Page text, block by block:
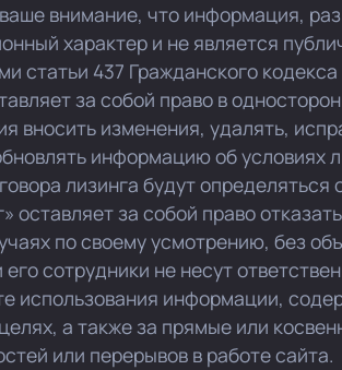
внимание, что информация,
характер и не является
статьи 437 Гражданского
за собой право в
вносить изменения, удалять,
информацию об условиях
лизинга будут
оставляет за собой право
по своему усмотрению, без
его сотрудники не несут
использования информации,
а также за прямые или
или перерывов в работе сайта.